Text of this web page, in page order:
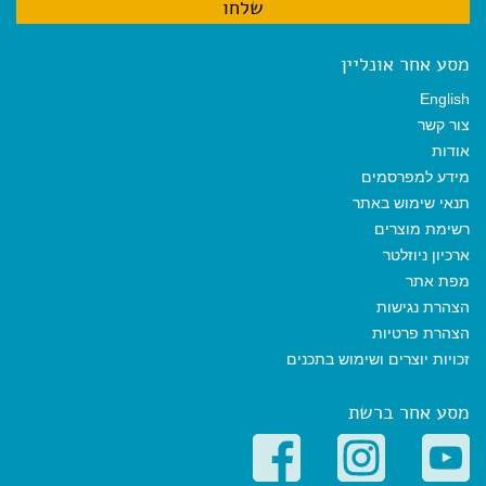
מסע אחר אונליין
English
צור קשר
אודות
מידע למפרסמים
תנאי שימוש באתר
רשימת מוצרים
ארכיון ניוזלטר
מפת אתר
הצהרת נגישות
הצהרת פרטיות
זכויות יוצרים ושימוש בתכנים
מסע אחר ברשת